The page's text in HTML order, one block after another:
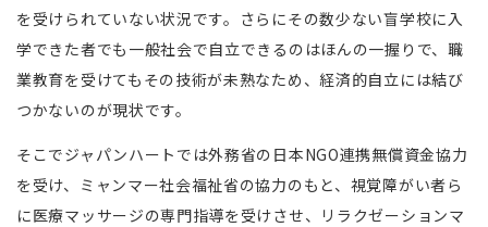
を受けられていない状況です。さらにその数少ない盲学校に入
学できた者でも一般社会で自立できるのはほんの一握りで、職
業教育を受けてもその技術が未熟なため、経済的自立には結び
つかないのが現状です。
そこでジャパンハートでは外務省の日本NGO連携無償資金協力
を受け、ミャンマー社会福祉省の協力のもと、視覚障がい者ら
に医療マッサージの専門指導を受けさせ、リラクゼーションマ